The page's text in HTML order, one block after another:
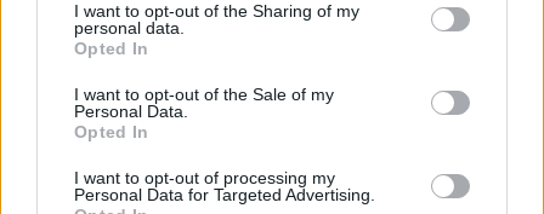
I want to opt-out of the Sharing of my
personal data.
Opted In
I want to opt-out of the Sale of my
Personal Data.
Opted In
I want to opt-out of processing my
Personal Data for Targeted Advertising.
Πηγή: Twitter
Το φεστιβάλ ανακοινώνοντας την είδηση,
περιέγραψε την Gerwig ως «μια ηρωίδα της
σύγχρονης εποχής μας» που τάραξε το «status